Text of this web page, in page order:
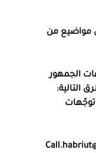
من
الجمهور
التالية:
(مركز توجّهات